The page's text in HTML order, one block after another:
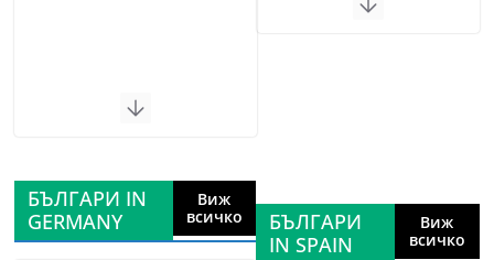
БЪЛГАРИ IN
GERMANY
Виж
всичко
БЪЛГАРИ
IN SPAIN
Виж
всичко